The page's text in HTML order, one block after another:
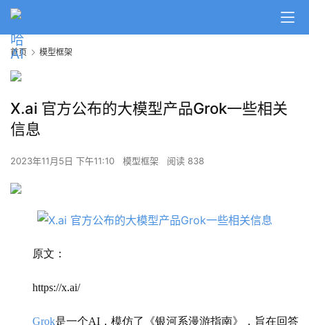
首页 模型框架
X.ai 官方公布的大模型产品Grok一些相关
信息
2023年11月5日 下午11:10 模型框架 阅读 838
原文：
https://x.ai/
Grok是一个AI，模仿了《银河系漫游指南》，旨在回答